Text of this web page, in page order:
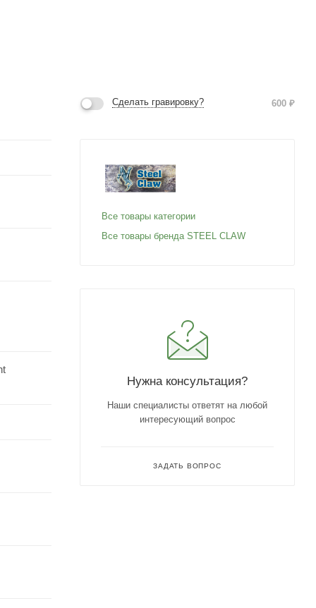
Сделать гравировку? 600 ₽
Все товары категории
Все товары бренда STEEL CLAW
Нужна консультация?
Наши специалисты ответят на любой
интересующий вопрос
ЗАДАТЬ ВОПРОС